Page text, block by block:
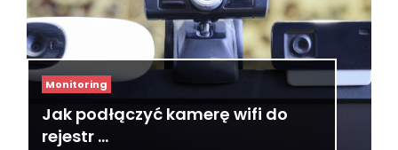
Monitoring
Jak podłączyć kamerę wifi do
rejestr …